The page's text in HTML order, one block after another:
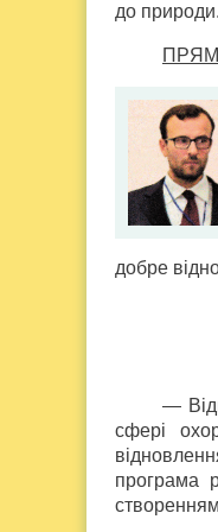
до природи.
добре
—
сфері
програма